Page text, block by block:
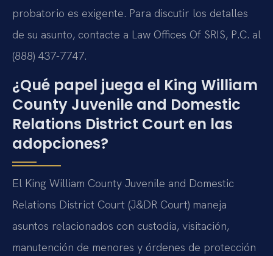
probatorio es exigente. Para discutir los detalles
de su asunto, contacte a Law Offices Of SRIS, P.C. al
(888) 437-7747.
¿Qué papel juega el King William
County Juvenile and Domestic
Relations District Court en las
adopciones?
El King William County Juvenile and Domestic
Relations District Court (J&DR Court) maneja
asuntos relacionados con custodia, visitación,
manutención de menores y órdenes de protección